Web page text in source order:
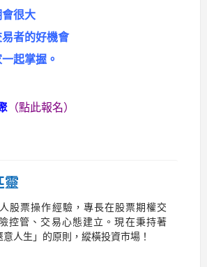
會很大
者的好機會
起掌握。
（點此報名）
靈
股票操作經驗，專長在股票期權交
控管、交易心態建立。現在秉持著
意人生」的原則，縱橫投資市場！